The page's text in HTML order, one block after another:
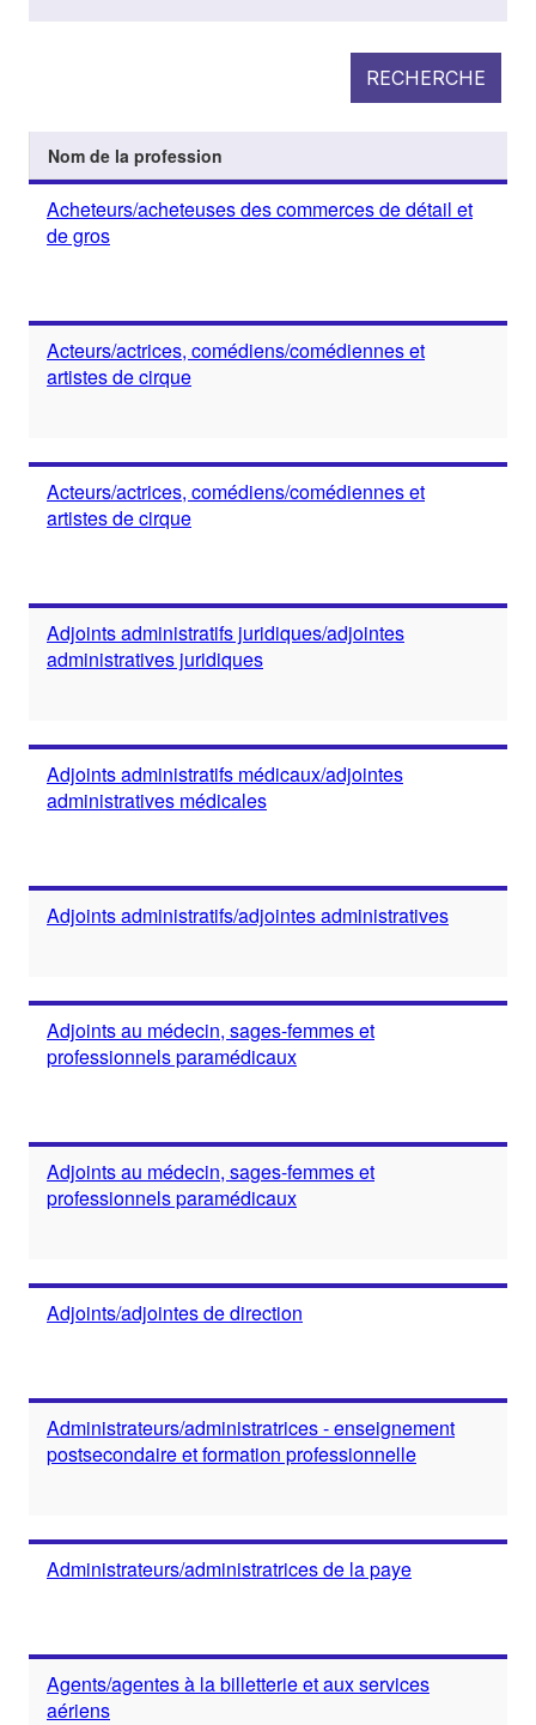
RECHERCHE
Nom de la profession
Acheteurs/acheteuses des commerces de détail et
de gros
Acteurs/actrices, comédiens/comédiennes et
artistes de cirque
Acteurs/actrices, comédiens/comédiennes et
artistes de cirque
Adjoints administratifs juridiques/adjointes
administratives juridiques
Adjoints administratifs médicaux/adjointes
administratives médicales
Adjoints administratifs/adjointes administratives
Adjoints au médecin, sages-femmes et
professionnels paramédicaux
Adjoints au médecin, sages-femmes et
professionnels paramédicaux
Adjoints/adjointes de direction
Administrateurs/administratrices - enseignement
postsecondaire et formation professionnelle
Administrateurs/administratrices de la paye
Agents/agentes à la billetterie et aux services
aériens